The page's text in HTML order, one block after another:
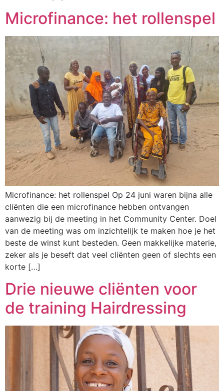
Microfinance: het rollenspel
Microfinance: het rollenspel Op 24 juni waren bijna alle
cliënten die een microfinance hebben ontvangen
aanwezig bij de meeting in het Community Center. Doel
van de meeting was om inzichtelijk te maken hoe je het
beste de winst kunt besteden. Geen makkelijke materie,
zeker als je beseft dat veel cliënten geen of slechts een
korte […]
Drie nieuwe cliënten voor
de training Hairdressing